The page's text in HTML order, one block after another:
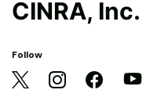
CINRA, Inc.
Follow